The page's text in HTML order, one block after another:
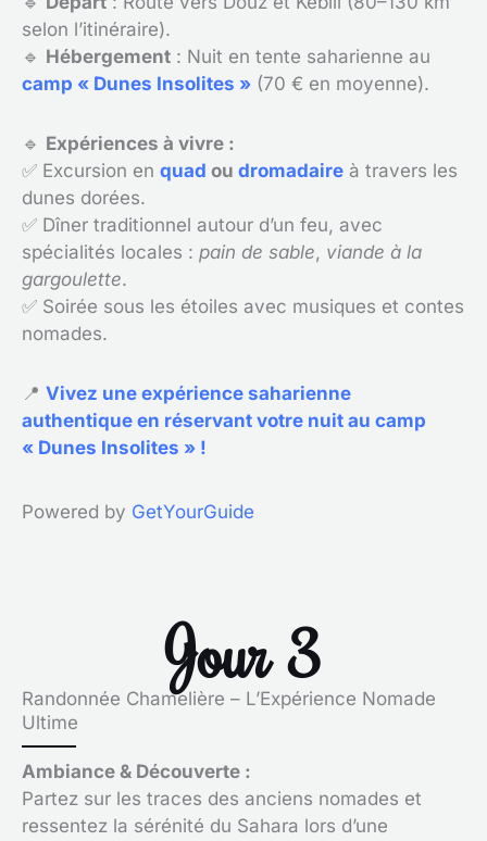
selon l’itinéraire).
🔹 Hébergement : Nuit en tente saharienne au
camp « Dunes Insolites » (70 € en moyenne).
🔹 Expériences à vivre :
✅ Excursion en quad ou dromadaire à travers les
dunes dorées.
✅ Dîner traditionnel autour d’un feu, avec
spécialités locales : pain de sable, viande à la
gargoulette.
✅ Soirée sous les étoiles avec musiques et contes
nomades.
📍 Vivez une expérience saharienne
authentique en réservant votre nuit au camp
« Dunes Insolites » !
Powered by GetYourGuide
Jour 3
Randonnée Chamelière – L’Expérience Nomade
Ultime
Ambiance & Découverte :
Partez sur les traces des anciens nomades et
ressentez la sérénité du Sahara lors d’une